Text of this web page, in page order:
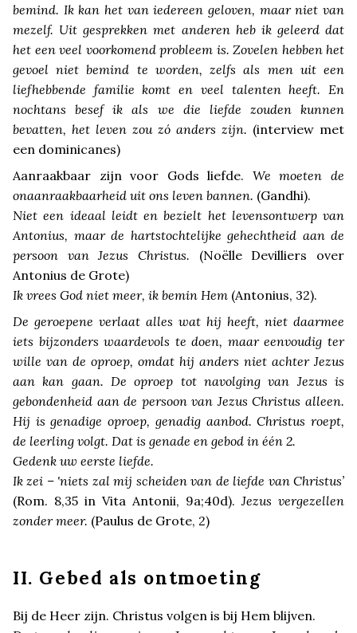
bemind. Ik kan het van iedereen geloven, maar niet van
mezelf. Uit gesprekken met anderen heb ik geleerd dat
het een veel voorkomend probleem is. Zovelen hebben het
gevoel niet bemind te worden, zelfs als men uit een
liefhebbende familie komt en veel talenten heeft. En
nochtans besef ik als we die liefde zouden kunnen
bevatten, het leven zou zó anders zijn. (interview met
een dominicanes)
Aanraakbaar zijn voor Gods liefde. We moeten de
onaanraakbaarheid uit ons leven bannen. (Gandhi).
Niet een ideaal leidt en bezielt het levensontwerp van
Antonius, maar de hartstochtelijke gehechtheid aan de
persoon van Jezus Christus. (Noëlle Devilliers over
Antonius de Grote)
Ik vrees God niet meer, ik bemin Hem (Antonius, 32).
De geroepene verlaat alles wat hij heeft, niet daarmee
iets bijzonders waardevols te doen, maar eenvoudig ter
wille van de oproep, omdat hij anders niet achter Jezus
aan kan gaan. De oproep tot navolging van Jezus is
gebondenheid aan de persoon van Jezus Christus alleen.
Hij is genadige oproep, genadig aanbod. Christus roept,
de leerling volgt. Dat is genade en gebod in één 2.
Gedenk uw eerste liefde.
Ik zei – 'niets zal mij scheiden van de liefde van Christus’
(Rom. 8,35 in Vita Antonii, 9a;40d). Jezus vergezellen
zonder meer. (Paulus de Grote, 2)
II. Gebed als ontmoeting
Bij de Heer zijn. Christus volgen is bij Hem blijven.